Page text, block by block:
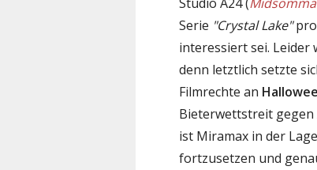
Serie "Crystal Lake"
interessiert sei. Leider
denn letztlich setzte
Filmrechte an
Bieterwettstreit gegen
ist Miramax in der
fortzusetzen und